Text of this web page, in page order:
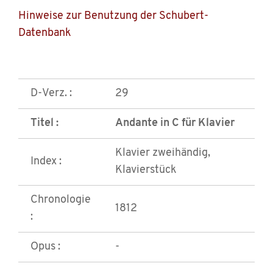
Hinweise zur Benutzung der Schubert-
Datenbank
D-Verz. : 29
Titel : Andante in C für Klavier
Index :
Klavier zweihändig,
Klavierstück
Chronologie
:
1812
Opus : -